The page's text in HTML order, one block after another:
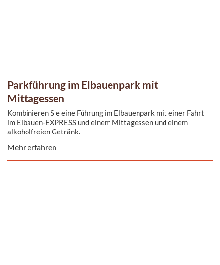
Parkführung im Elbauenpark mit
Mittagessen
Kombinieren Sie eine Führung im Elbauenpark mit einer Fahrt
im Elbauen-EXPRESS und einem Mittagessen und einem
alkoholfreien Getränk.
Mehr erfahren